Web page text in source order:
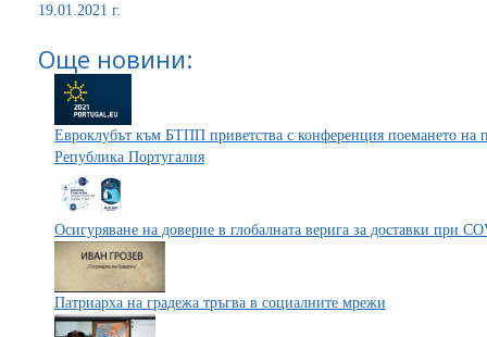
19.01.2021 г.
Още новини:
Евроклубът към БТПП приветства с конференция поемането на
Република Португалия
Осигуряване на доверие в глобалната верига за доставки при
Патриарха на градежа тръгва в социалните мрежи